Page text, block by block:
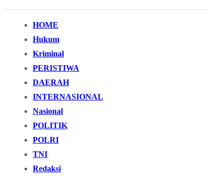
HOME
Hukum
Kriminal
PERISTIWA
DAERAH
INTERNASIONAL
Nasional
POLITIK
POLRI
TNI
Redaksi